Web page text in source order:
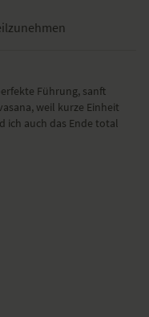
Svanasana
Führung, sanft
weil kurze Einheit
ich auch das Ende total